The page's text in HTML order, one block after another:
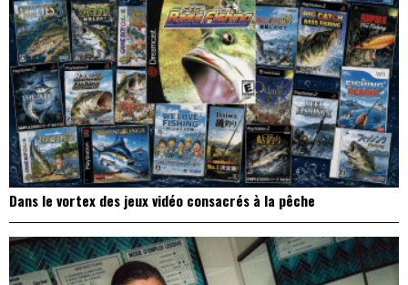
Dans le vortex des jeux vidéo consacrés à la pêche